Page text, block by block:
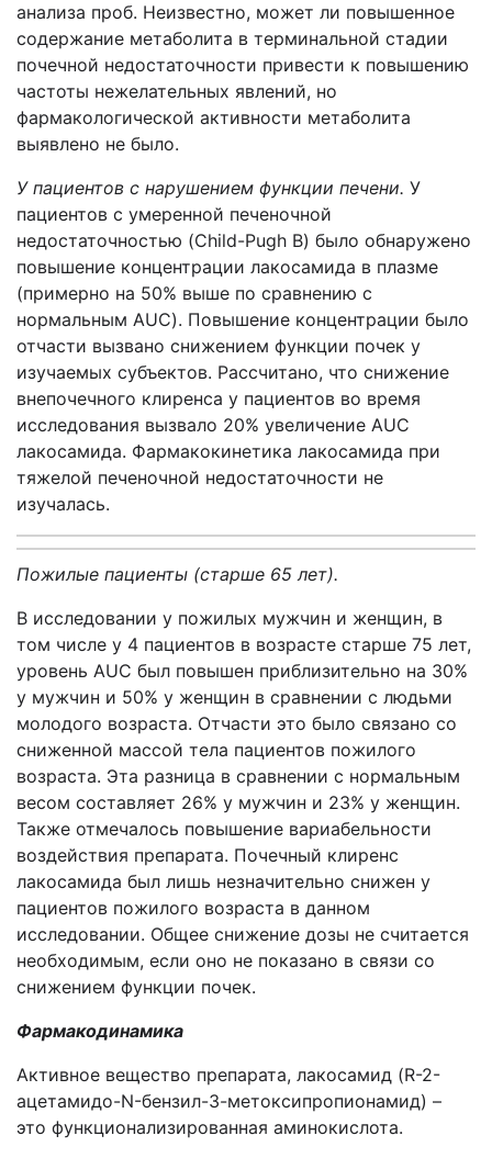
анализа проб. Неизвестно, может ли повышенное
содержание метаболита в терминальной стадии
почечной недостаточности привести к повышению
частоты нежелательных явлений, но
фармакологической активности метаболита
выявлено не было.
У пациентов с нарушением функции печени. У
пациентов с умеренной печеночной
недостаточностью (Child-Pugh B) было обнаружено
повышение концентрации лакосамида в плазме
(примерно на 50% выше по сравнению с
нормальным AUC). Повышение концентрации было
отчасти вызвано снижением функции почек у
изучаемых субъектов. Рассчитано, что снижение
внепочечного клиренса у пациентов во время
исследования вызвало 20% увеличение AUC
лакосамида. Фармакокинетика лакосамида при
тяжелой печеночной недостаточности не
изучалась.
Пожилые пациенты (старше 65 лет).
В исследовании у пожилых мужчин и женщин, в
том числе у 4 пациентов в возрасте старше 75 лет,
уровень AUC был повышен приблизительно на 30%
у мужчин и 50% у женщин в сравнении с людьми
молодого возраста. Отчасти это было связано со
сниженной массой тела пациентов пожилого
возраста. Эта разница в сравнении с нормальным
весом составляет 26% у мужчин и 23% у женщин.
Также отмечалось повышение вариабельности
воздействия препарата. Почечный клиренс
лакосамида был лишь незначительно снижен у
пациентов пожилого возраста в данном
исследовании. Общее снижение дозы не считается
необходимым, если оно не показано в связи со
снижением функции почек.
Фармакодинамика
Активное вещество препарата, лакосамид (R-2-
ацетамидо-N-бензил-3-метоксипропионамид) –
это функционализированная аминокислота.